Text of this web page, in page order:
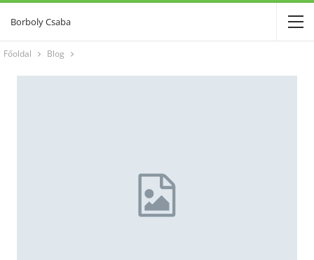
Borboly Csaba
Főoldal Blog